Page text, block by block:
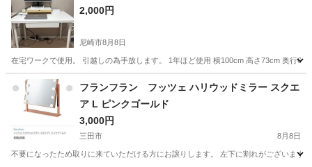
2,000円
尼崎市8月8日
在宅ワークで使用。 引越しの為手放します。 1年ほど使用 横100cm 高さ73cm 奥行60
兵庫 尼崎市 オフィス用家具
フランフラン フッツェ ハリウッドミラー スクエ
ア L ピンクゴールド
3,000円
三田市 8月8日
不要になったため取りに来ていただける方にお譲りします。 左下に割れがございま